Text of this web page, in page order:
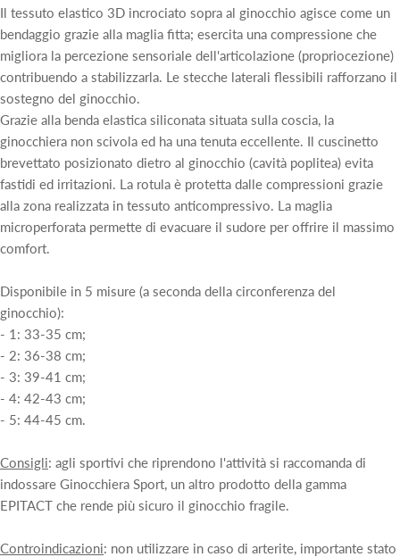
Il tessuto elastico 3D incrociato sopra al ginocchio agisce come un
bendaggio grazie alla maglia fitta; esercita una compressione che
migliora la percezione sensoriale dell'articolazione (propriocezione)
contribuendo a stabilizzarla. Le stecche laterali flessibili rafforzano il
sostegno del ginocchio.
Grazie alla benda elastica siliconata situata sulla coscia, la
ginocchiera non scivola ed ha una tenuta eccellente. Il cuscinetto
brevettato posizionato dietro al ginocchio (cavità poplitea) evita
fastidi ed irritazioni. La rotula è protetta dalle compressioni grazie
alla zona realizzata in tessuto anticompressivo. La maglia
microperforata permette di evacuare il sudore per offrire il massimo
comfort.
Disponibile in 5 misure (a seconda della circonferenza del
ginocchio):
- 1: 33-35 cm;
- 2: 36-38 cm;
- 3: 39-41 cm;
- 4: 42-43 cm;
- 5: 44-45 cm.
Consigli: agli sportivi che riprendono l'attività si raccomanda di
indossare Ginocchiera Sport, un altro prodotto della gamma
EPITACT che rende più sicuro il ginocchio fragile.
Controindicazioni: non utilizzare in caso di arterite, importante stato